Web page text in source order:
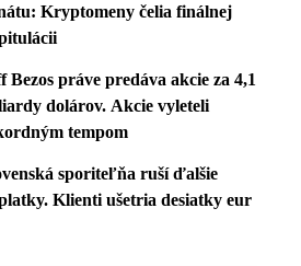
Kryptomeny čelia finálnej
Bezos práve predáva akcie za 4,1
dolárov. Akcie vyleteli
tempom
sporiteľňa ruší ďalšie
Klienti ušetria desiatky eur